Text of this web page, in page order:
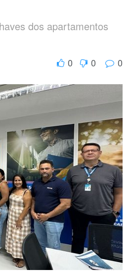
dos apartamentos
0 0 0